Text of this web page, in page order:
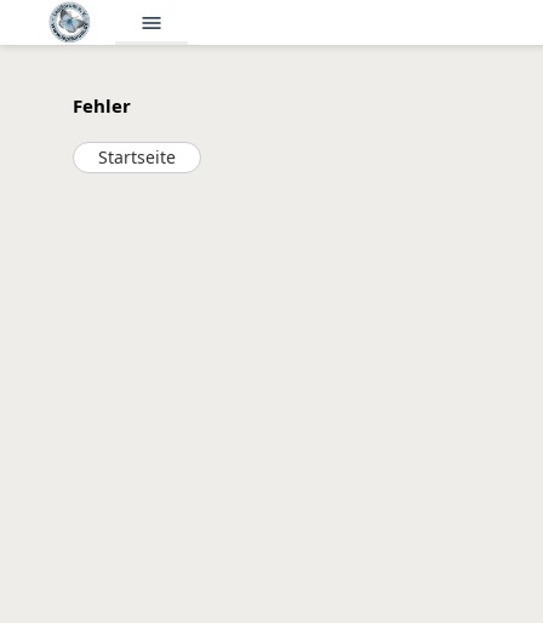
menu
Fehler
Startseite